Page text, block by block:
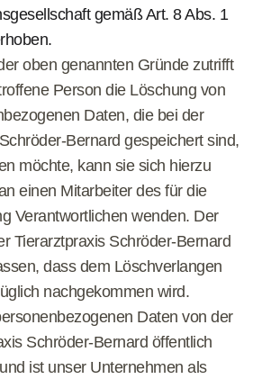
gemäß Art. 8 Abs. 1
oben genannten Gründe zutrifft
Person die Löschung von
Daten, die bei der
Bernard gespeichert sind,
möchte, kann sie sich hierzu
einen Mitarbeiter des für die
Verantwortlichen wenden. Der
Tierarztpraxis Schröder-Bernard
dass dem Löschverlangen
nachgekommen wird.
Daten von der
Schröder-Bernard öffentlich
ist unser Unternehmen als